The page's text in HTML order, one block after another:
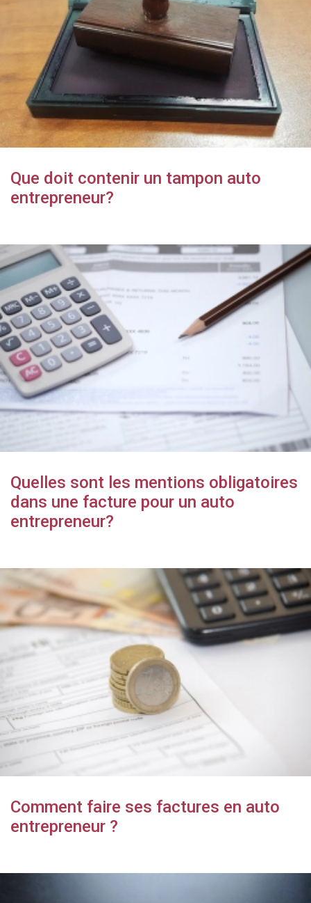
Que doit contenir un tampon auto
entrepreneur?
Quelles sont les mentions obligatoires
dans une facture pour un auto
entrepreneur?
Comment faire ses factures en auto
entrepreneur ?